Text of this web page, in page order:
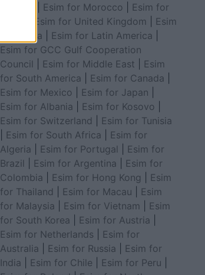
Esim for Morocco
Esim for
Esim for United Kingdom
Esim
for Africa
Esim for Latin America
Esim for GCC Gulf Cooperation
Council
Esim for Middle East
Esim
for South America
Esim for Canada
Esim for Mexico
Esim for Japan
Esim for Albania
Esim for Kosovo
Esim for Switzerland
Esim for Tunisia
Esim for South Africa
Esim for
Algeria
Esim for Portugal
Esim for
Brazil
Esim for Argentina
Esim for
Colombia
Esim for Hong Kong
Esim
for Thailand
Esim for Macau
Esim
for Malaysia
Esim for Vietnam
Esim
for South Korea
Esim for Austria
Esim for Netherlands
Esim for
Australia
Esim for Russia
Esim for
India
Esim for Chile Esim for Peru